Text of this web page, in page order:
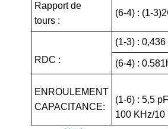
Rapport de
tours :
(6-4) : (1-
RDC :
(1-3) :
(6-4) :
ENROULEMENT
CAPACITANCE:
(1-6) : 5,5
100 KHz/10